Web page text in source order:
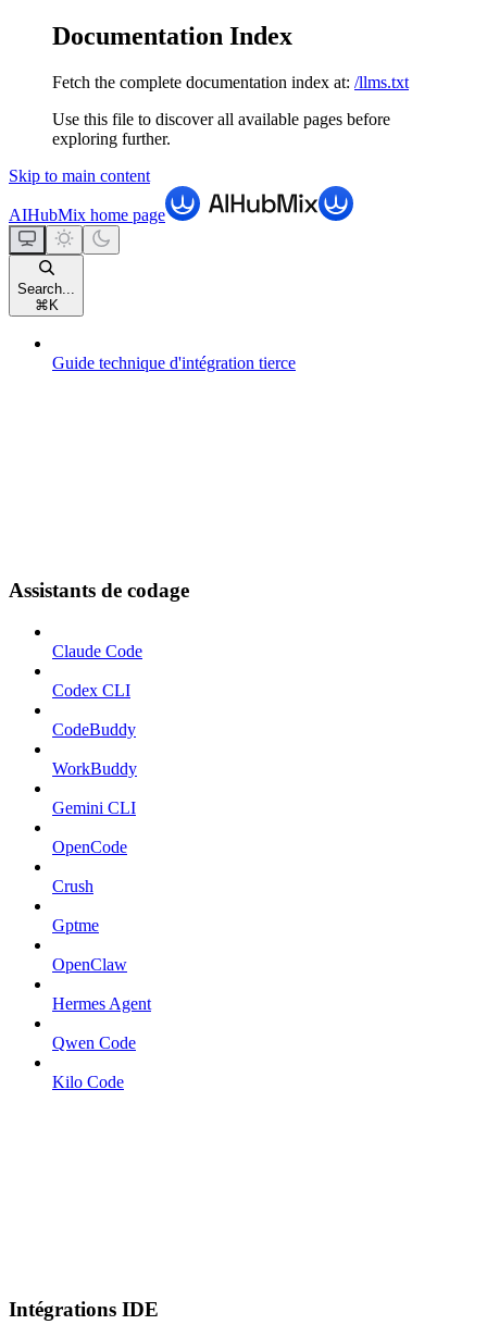
Documentation Index
Fetch the complete documentation index at: /llms.txt
Use this file to discover all available pages before
exploring further.
Skip to main content
AIHubMix home page
Search...
⌘ K
Guide technique d'intégration tierce
Assistants de codage
Claude Code
Codex CLI
CodeBuddy
WorkBuddy
Gemini CLI
OpenCode
Crush
Gptme
OpenClaw
Hermes Agent
Qwen Code
Kilo Code
Intégrations IDE